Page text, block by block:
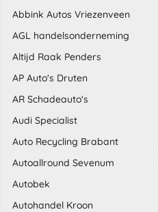
Abbink Autos Vriezenveen
AGL handelsonderneming
Altijd Raak Penders
AP Auto's Druten
AR Schadeauto's
Audi Specialist
Auto Recycling Brabant
Autoallround Sevenum
Autobek
Autohandel Kroon